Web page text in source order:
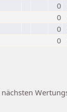
0
0
0
0